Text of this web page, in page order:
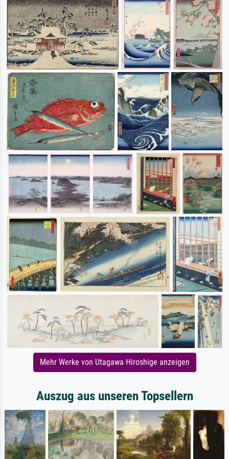
Mehr Werke von Utagawa Hiroshige anzeigen
Auszug aus unseren Topsellern